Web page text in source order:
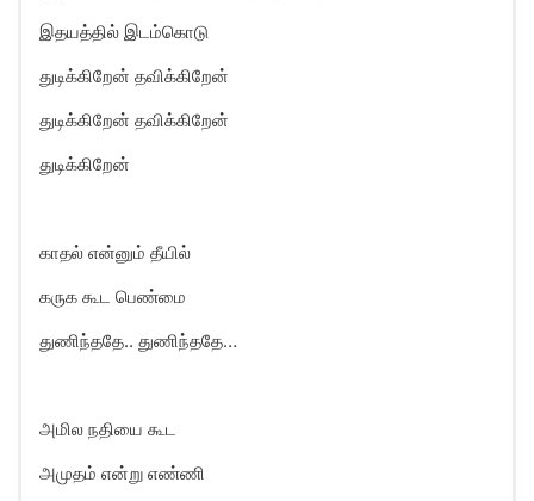
இதயத்தில் இடம்கொடு
துடிக்கிறேன் தவிக்கிறேன்
துடிக்கிறேன் தவிக்கிறேன்
துடிக்கிறேன்
காதல் என்னும் தீயில்
கருக கூட பெண்மை
துணிந்ததே.. துணிந்ததே…
அமில நதியை கூட
அமுதம் என்று எண்ணி